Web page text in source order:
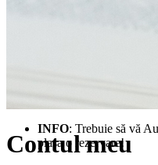
Contul meu
INFO: Trebuie să vă
plasa o rezervare!